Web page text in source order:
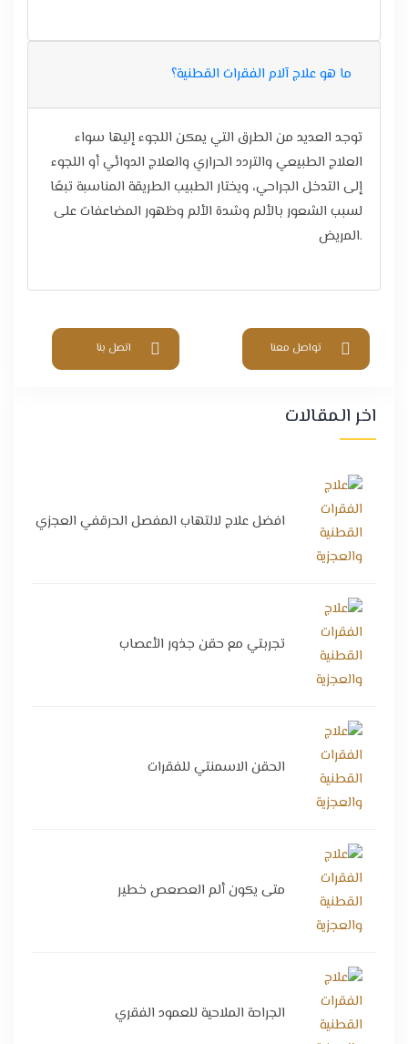
اخر المقالات
افضل علاج لالتهاب المفصل الحرقفي العجزي
تجربتي مع حقن جذور الأعصاب
الحقن الاسمنتي للفقرات
متى يكون ألم العصعص خطير
الجراحة الملاحية للعمود الفقري
ما هو علاج آلام الفقرات القطنية؟
توجد العديد من الطرق التي يمكن اللجوء إليها سواء
العلاج الطبيعي والتردد الحراري والعلاج الدوائي أو اللجوء
إلى التدخل الجراحي، ويختار الطبيب الطريقة المناسبة تبعًا
لسبب الشعور بالألم وشدة الألم وظهور المضاعفات على
المريض.
اتصل بنا تواصل معنا